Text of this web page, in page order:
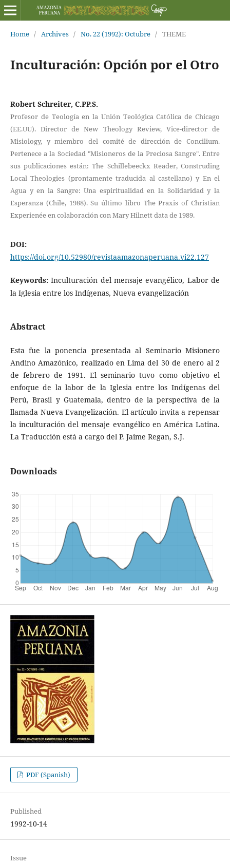
Home / Archives / No. 22 (1992): Octubre / THEME
Inculturación: Opción por el Otro
Robert Schreiter, C.PP.S.
Profesor de Teología en la Unión Teológica Católica de Chicago
(EE.UU). Director de New Theology Review, Vice-director de
Misiology, y miembro del comité de dirección de Concilium.
Pertenece a la Sociedad "Misioneros de la Preciosa Sangre". Entre
sus publicaciones están: The Schillebeeckx Reader, Construding
Local Theologies (prontamente traducida al castellano) y En el
Agua y en la Sangre: Una espiritualidad en la Solidaridad y la
Esperanza (Chile, 1988). Su último libro The Praxis of Christian
Experienée en colaboración con Mary Hilnett data de 1989.
DOI:
https://doi.org/10.52980/revistaamazonaperuana.vi22.127
Keywords:Inculturación del mensaje evangélico, Labor de
la Iglesia entre los Indígenas, Nueva evangelización
Abstract
Esta fue la ponencia presentada al Seminario Misionero
Andino Amazónico, realizado en Lima del 30 de enero al 2
de febrero de 1991. El seminario tuvo como objetivo el
enfoque de la labor de la Iglesia entre los Indígenas del
Perú, Brasil y Guatemala, dentro de la perspectiva de la
llamada Nueva Evangelización. El artículo invita a repensar
la inculturación del mensaje evangélico en América Latina.
La Traducción está a cargo del P. Jaime Regan, S.J.
Downloads
PDF (Spanish)
Published
1992-10-14
Issue